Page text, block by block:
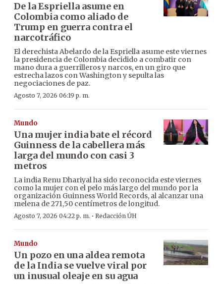
De la Espriella asume en
Colombia como aliado de
Trump en guerra contra el
narcotráfico
El derechista Abelardo de la Espriella asume este viernes
la presidencia de Colombia decidido a combatir con
mano dura a guerrilleros y narcos, en un giro que
estrecha lazos con Washington y sepulta las
negociaciones de paz.
Agosto 7, 2026 06:19 p. m.
Mundo
Una mujer india bate el récord
Guinness de la cabellera más
larga del mundo con casi 3
metros
La india Renu Dhariyal ha sido reconocida este viernes
como la mujer con el pelo más largo del mundo por la
organización Guinness World Records, al alcanzar una
melena de 271,50 centímetros de longitud.
Agosto 7, 2026 04:22 p. m. · Redacción ÚH
Mundo
Un pozo en una aldea remota
de la India se vuelve viral por
un inusual oleaje en su agua